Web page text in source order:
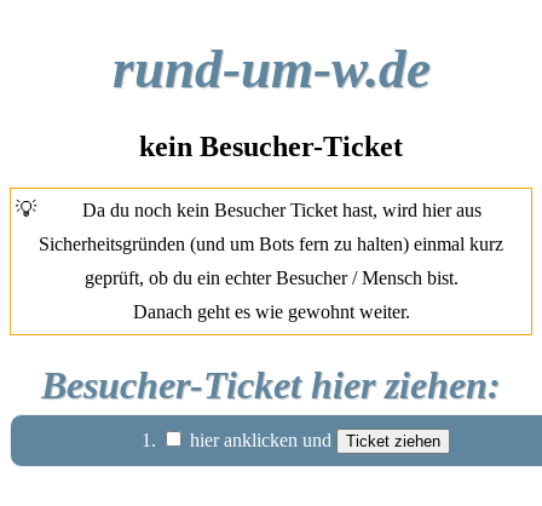
rund-um-w.de
kein Besucher-Ticket
💡
Da du noch kein Besucher Ticket hast, wird hier aus
Sicherheitsgründen (und um Bots fern zu halten) einmal kurz
geprüft, ob du ein echter Besucher / Mensch bist.
Danach geht es wie gewohnt weiter.
Besucher-Ticket hier ziehen:
1. hier anklicken und